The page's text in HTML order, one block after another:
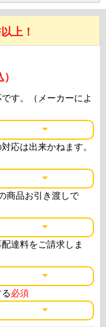
上！
す。（メーカーによ
応は出来かねます。
商品お引き渡しで
達料をご請求しま
必須